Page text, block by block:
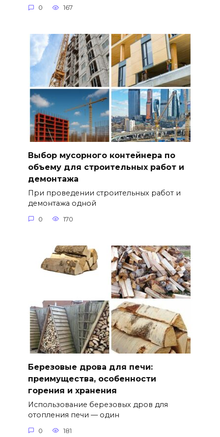
0 167
Выбор мусорного контейнера по
объему для строительных работ и
демонтажа
При проведении строительных работ и
демонтажа одной
0 170
Березовые дрова для печи:
преимущества, особенности
горения и хранения
Использование березовых дров для
отопления печи — один
0 181